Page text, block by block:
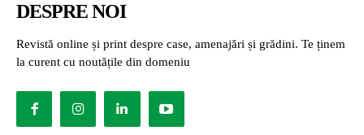
DESPRE NOI
Revistă online și print despre case, amenajări și grădini. Te ținem
la curent cu noutățile din domeniu